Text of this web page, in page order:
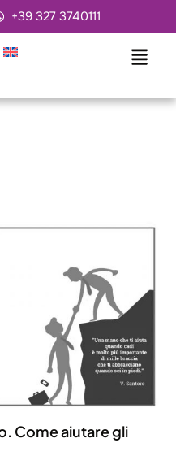
+39 327 3740111
Come aiutare gli